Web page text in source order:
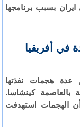
ايران بسبب برنامجها
في أفريقيا
عدة هجمات نفذتها
كينشاسا.
أن الهجمات استهدفت